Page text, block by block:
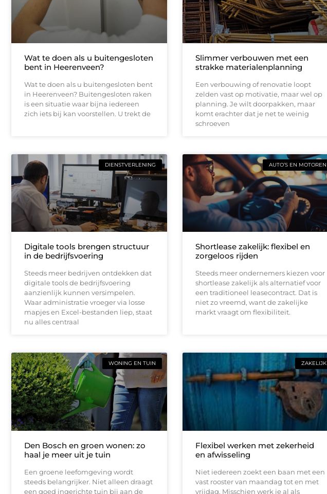
Wat te doen als u buitengesloten
bent in Heerenveen?
Wat te doen als u buitengesloten bent
in Heerenveen? Buitengesloten raken
is een situatie waar bijna iedereen
zich iets bij kan voorstellen. U trekt de
Slimmer verbouwen met een
strakke materialenplanning
Een verbouwing of renovatie loopt
zelden vast op motivatie, maar wel op
planning. Je wilt doorpakken, maar
komt erachter dat je net te weinig
schroeven
DIENSTVERLENING
Digitale tools brengen structuur
in de bedrijfsvoering
Steeds meer bedrijven ontdekken dat
digitale tools de bedrijfsvoering
aanzienlijk kunnen versimpelen.
Waar administratie vroeger via losse
mapjes en Excel-bestanden liep, staat
nu alles centraal
AUTO’S EN MOTOREN
Shortlease zakelijk: flexibel en
zorgeloos rijden
Steeds meer ondernemers kiezen voor
shortlease zakelijk als alternatief voor
een traditioneel leasecontract. Dat is
niet zo vreemd, want de zakelijke
markt vraagt om flexibiliteit.
WONING EN TUIN
Den Bosch en groen wonen: zo
haal je meer uit je tuin
Een groene leefomgeving wordt
steeds belangrijker. Niet alleen draagt
een goed ingerichte tuin bij aan de
ZAKELIJK
Flexibel werken met zekerheid
en afwisseling
Niet iedereen zoekt een baan met een
vast rooster van maandag tot en met
vrijdag. Misschien werk je al als